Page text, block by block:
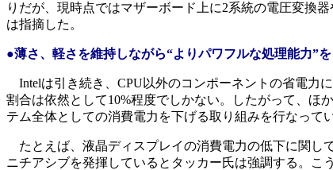
りだが、現時点ではマザーボード上に2系統の電圧変換
は指摘した。
●薄さ、軽さを維持しながら“よりパワフルな処理能力”を
Intelは引き続き、CPU以外のコンポーネントの省電力
割合は依然として10%程度でしかない。したがって、ほ
テム全体としての消費電力を下げる取り組みを行なって
たとえば、液晶ディスプレイの消費電力の低下に関し
ニチアシブを発揮しているとタッカー氏は強調する。こ